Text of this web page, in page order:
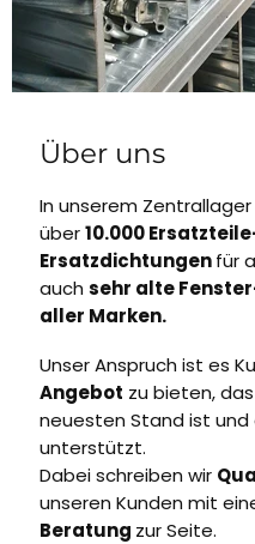
Über uns
In unserem
über10.000
Ersatzdichtungenfür
auch sehr alte
aller Marken.
Unser Anspruch ist es
Angebot zu bieten,
neuesten Stand ist
unterstützt.
Dabei schreiben wir
unseren Kunden mit
Beratung zur Seite.